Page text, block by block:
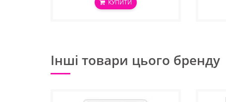
КУПИТИ
Інші товари цього бренду